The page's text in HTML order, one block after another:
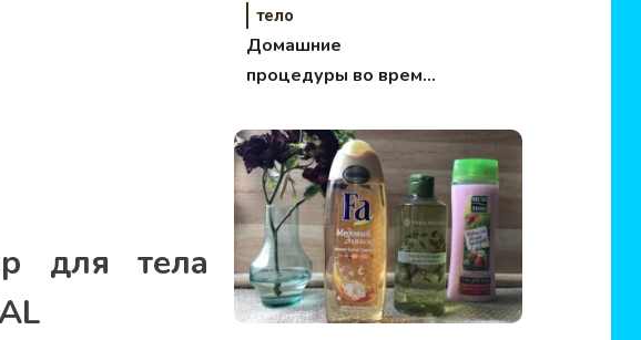
для тела
тело
Домашние
процедуры во время